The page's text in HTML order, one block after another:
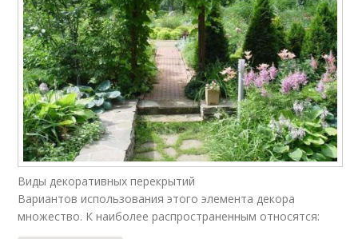
Металлические арки Каменные арки
Пластиковые арки
Комбинированные
арки
Виды декоративных перекрытий
Вариантов использования этого элемента декора
множество. К наиболее распространенным относятся: